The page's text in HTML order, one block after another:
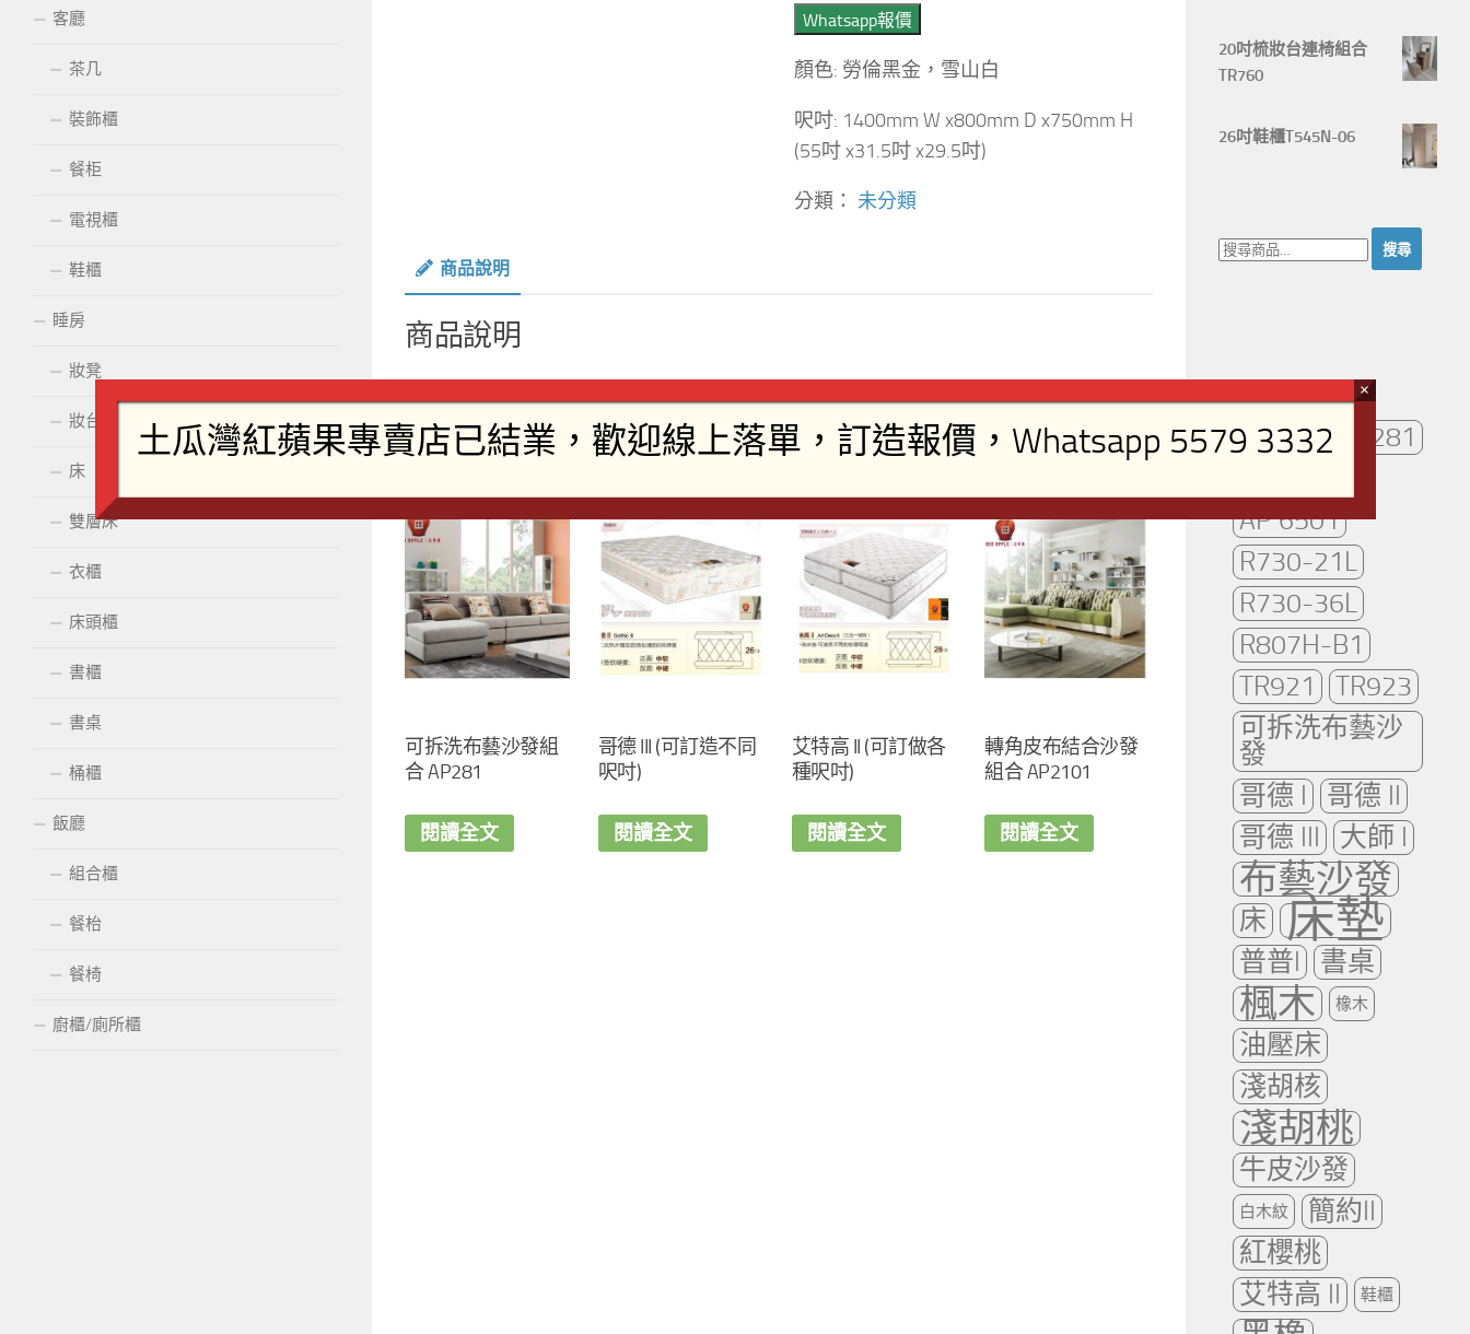
Whatsapp報價
顏色: 勞倫黑金，雪山白
呎吋: 1400mm W x800mm D x750mm H
(55吋 x31.5吋 x29.5吋)
分類： 未分類
商品說明
商品說明
相關商品
可拆洗布藝沙發組
合 AP281
閱讀全文
哥德 III (可訂造不同
呎吋)
閱讀全文
艾特高 II (可訂做各
種呎吋)
閱讀全文
轉角皮布結合沙發
組合 AP2101
閱讀全文
客廳
茶几
裝飾櫃
餐柜
電視櫃
鞋櫃
睡房
妝凳
妝台配鏡
床
雙層床
衣櫃
床頭櫃
書櫃
書桌
桶櫃
飯廳
組合櫃
餐枱
餐椅
廚櫃/廁所櫃
20吋梳妝台連椅組合
TR760
26吋鞋櫃T545N-06
搜
尋：
AP261
AP281
AP 6501
R730-21L
R730-36L
R807H-B1
TR921
TR923
可拆洗布藝沙
發
哥德 I
哥德 II
哥德 III
大師 I
布藝沙發
床 床墊
普普I 書桌
楓木 橡木
油壓床
淺胡核
淺胡桃
牛皮沙發
白木紋
簡約II
紅櫻桃
艾特高 II
鞋櫃